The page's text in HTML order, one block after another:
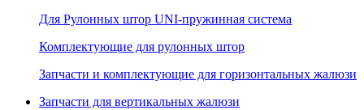
Для Рулонных штор UNI-пружинная система
Комплектующие для рулонных штор
Запчасти и комплектующие для горизонтальных жалюзи
Запчасти для вертикальных жалюзи